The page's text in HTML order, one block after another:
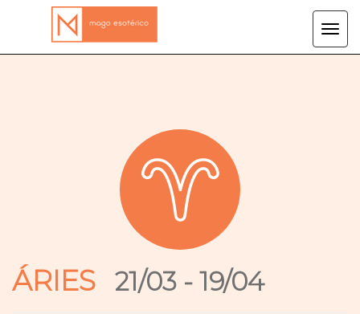
ÁRIES 21/03 - 19/04